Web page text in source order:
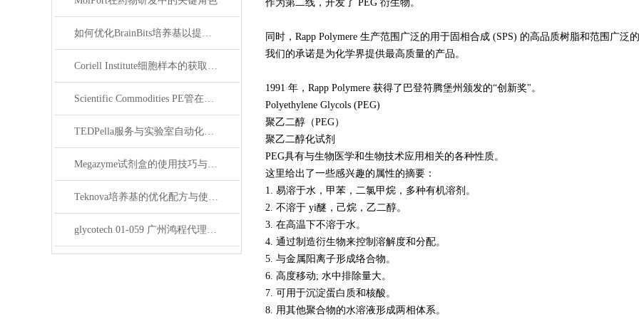
如何优化BrainBits培养基以提高实验效果？
Coriell Institute细胞样本的获取与应用指南
Scientific Commodities PE管在环保实验中的作用
TEDPella服务与实验室自动化设备的整合
Megazyme试剂盒的使用技巧与实验优化方法
Teknova培养基的优化配方与使用技巧
glycotech 01-059 广州鸿程代理：开启糖生物学研究新征程
作为第二线，开发了 PEG 衍生物。
同时，Rapp Polymere 生产范围广泛的用于固相合成 (SPS) 的高品质树脂和范围广泛
我们的承诺是为化学界提供最高质量的产品。
1991 年，Rapp Polymere 获得了巴登符腾堡州颁发的“创新奖"。
Polyethylene Glycols (PEG)
聚乙二醇（PEG）
聚乙二醇化试剂
PEG具有与生物医学和生物技术应用相关的各种性质。
这里给出了一些感兴趣的属性的摘要：
1. 易溶于水，甲苯，二氯甲烷，多种有机溶剂。
2. 不溶于 yi醚，己烷，乙二醇。
3. 在高温下不溶于水。
4. 通过制造衍生物来控制溶解度和分配。
5. 与金属阳离子形成络合物。
6. 高度移动; 水中排除量大。
7. 可用于沉淀蛋白质和核酸。
8. 用其他聚合物的水溶液形成两相体系。